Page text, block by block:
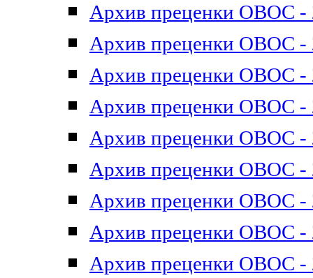
Архив преценки ОВОС -
Архив преценки ОВОС -
Архив преценки ОВОС -
Архив преценки ОВОС -
Архив преценки ОВОС -
Архив преценки ОВОС -
Архив преценки ОВОС -
Архив преценки ОВОС -
Архив преценки ОВОС -